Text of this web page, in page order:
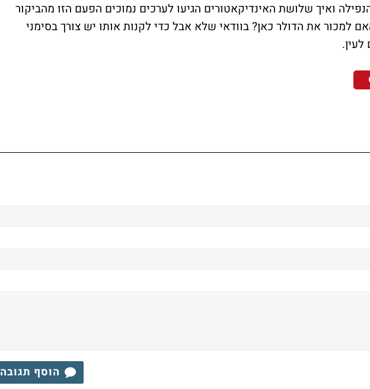
ואיך שלושת האינדיקאטורים הגיעו לערכים נמוכים הפעם הזו מהביקור
למכור את הדולר כאן? בוודאי שלא אבל כדי לקנות אותו יש צורך בסימני
הוסף תגובה